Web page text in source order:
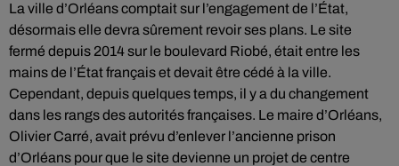
La ville d’Orléans comptait sur l’engagement de l’État,
désormais elle devra sûrement revoir ses plans. Le site
fermé depuis 2014 sur le boulevard Riobé, était entre les
mains de l’État français et devait être cédé à la ville.
Cependant, depuis quelques temps, il y a du changement
dans les rangs des autorités françaises. Le maire d’Orléans,
Olivier Carré, avait prévu d’enlever l’ancienne prison
d’Orléans pour que le site devienne un projet de centre